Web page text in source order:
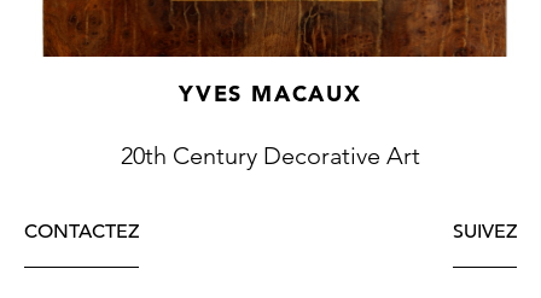
YVES MACAUX
20th Century Decorative Art
CONTACTEZ SUIVEZ